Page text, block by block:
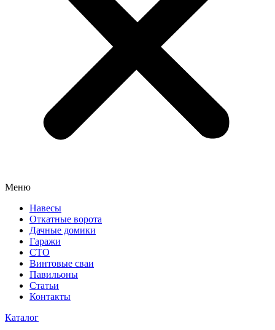
Меню
Навесы
Откатные ворота
Дачные домики
Гаражи
СТО
Винтовые сваи
Павильоны
Статьи
Контакты
Каталог